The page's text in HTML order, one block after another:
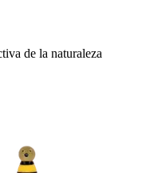
de la naturaleza